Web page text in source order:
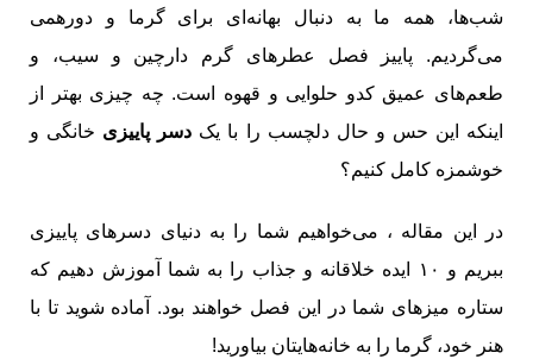
شب‌ها، همه ما به دنبال بهانه‌ای برای گرما و دورهمی
می‌گردیم. پاییز فصل عطرهای گرم دارچین و سیب، و
طعم‌های عمیق کدو حلوایی و قهوه است. چه چیزی بهتر از
اینکه این حس و حال دلچسب را با یک دسر پاییزی خانگی و
خوشمزه کامل کنیم؟
در این مقاله ، می‌خواهیم شما را به دنیای دسرهای پاییزی
ببریم و ۱۰ ایده خلاقانه و جذاب را به شما آموزش دهیم که
ستاره میزهای شما در این فصل خواهند بود. آماده شوید تا با
هنر خود، گرما را به خانه‌هایتان بیاورید!